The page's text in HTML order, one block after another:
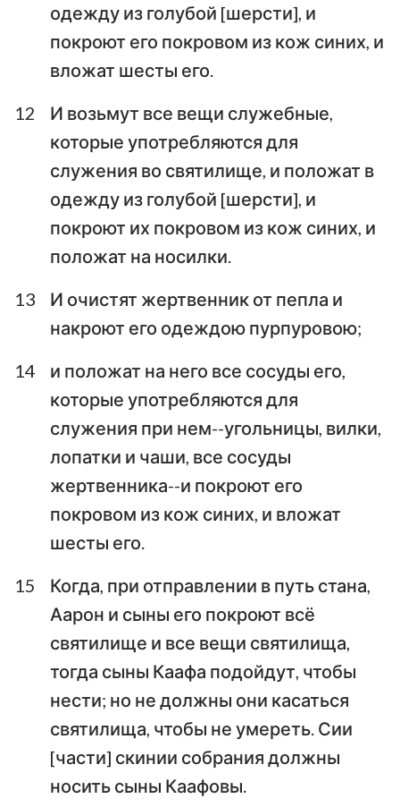
одежду из голубой [шерсти], и
покроют его покровом из кож синих, и
вложат шесты его.
12
И возьмут все вещи служебные,
которые употребляются для
служения во святилище, и положат в
одежду из голубой [шерсти], и
покроют их покровом из кож синих, и
положат на носилки.
13
И очистят жертвенник от пепла и
накроют его одеждою пурпуровою;
14
и положат на него все сосуды его,
которые употребляются для
служения при нем--угольницы, вилки,
лопатки и чаши, все сосуды
жертвенника--и покроют его
покровом из кож синих, и вложат
шесты его.
15
Когда, при отправлении в путь стана,
Аарон и сыны его покроют всё
святилище и все вещи святилища,
тогда сыны Каафа подойдут, чтобы
нести; но не должны они касаться
святилища, чтобы не умереть. Сии
[части] скинии собрания должны
носить сыны Каафовы.